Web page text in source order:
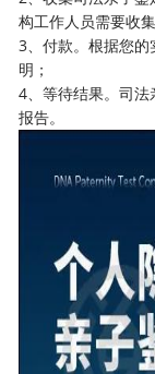
构工作人员需要收
3、付款。根据您
明；
4、等待结果。司
报告。